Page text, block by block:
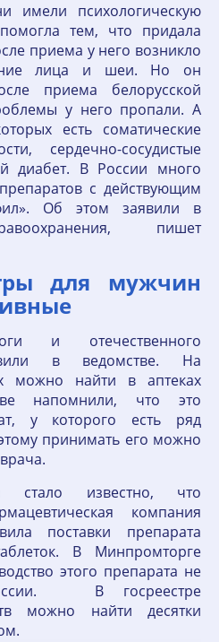
имели психологическую
тем, что придала
приема у него возникло
лица и шеи. Но он
приема белорусской
у него пропали. А
есть соматические
сердечно-сосудистые
диабет. В России много
с действующим
Об этом заявили в
пишет
для мужчин
и отечественного
в ведомстве. На
можно найти в аптеках
напомнили, что это
у которого есть ряд
принимать его можно
стало известно, что
компания
поставки препарата
В Минпромторге
этого препарата не
В госреестре
можно найти десятки